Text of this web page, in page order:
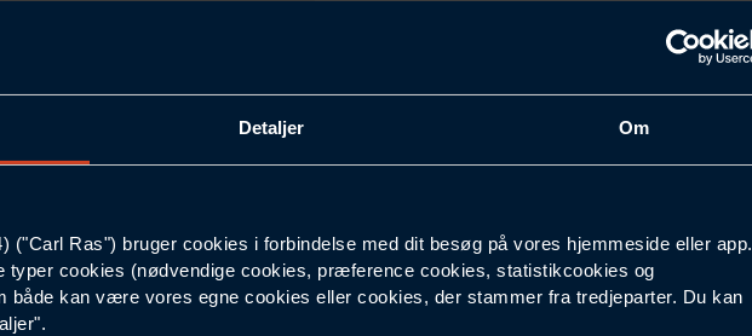
Detaljer Om
("Carl Ras") bruger cookies i forbindelse med dit besøg på vores hjemmeside eller app.
typer cookies (nødvendige cookies, præference cookies, statistikcookies og
både kan være vores egne cookies eller cookies, der stammer fra tredjeparter. Du kan